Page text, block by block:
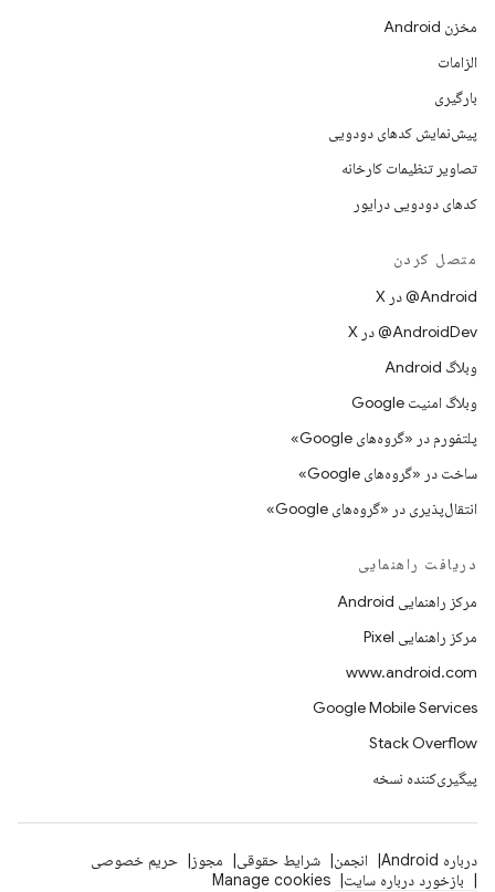
مخزن Android
الزامات
بارگیری
پیش‌نمایش کدهای دودویی
تصاویر تنظیمات کارخانه
کدهای دودویی درایور
متصل کردن
‫‎@Android در X
‫‎@AndroidDev در X
وبلاگ Android
وبلاگ امنیت Google
پلتفورم در «گروه‌های Google»
ساخت در «گروه‌های Google»
انتقال‌پذیری در «گروه‌های Google»
دریافت راهنمایی
مرکز راهنمایی Android
مرکز راهنمایی Pixel
www.android.com
Google Mobile Services
Stack Overflow
پیگیری‌کننده نسخه
درباره Android انجمن شرایط حقوقی مجوز
حریم خصوصی
بازخورد درباره سایت
Manage cookies